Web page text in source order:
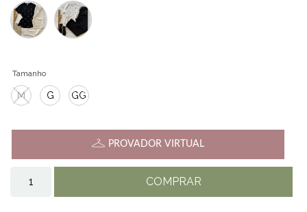
Tamanho
M G GG
PROVADOR VIRTUAL
COMPRAR